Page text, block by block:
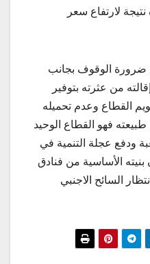
نتيجة لارتفاع سعر
الوقوف بجانب
من عثرته بتوفير
القطاع وعدم تحميله
فهو القطاع الوحيد
ودفع عجلة التنمية في
الأساسية من فنادق
السائح الاجنبي